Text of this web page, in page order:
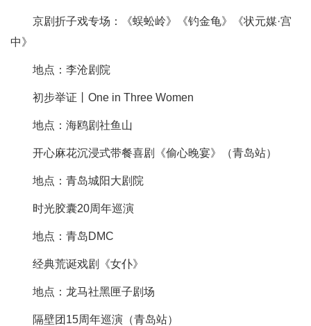
京剧折子戏专场：《蜈蚣岭》《钓金龟》《状元媒·宫
中》
地点：李沧剧院
初步举证丨One in Three Women
地点：海鸥剧社鱼山
开心麻花沉浸式带餐喜剧《偷心晚宴》（青岛站）
地点：青岛城阳大剧院
时光胶囊20周年巡演
地点：青岛DMC
经典荒诞戏剧《女仆》
地点：龙马社黑匣子剧场
隔壁团15周年巡演（青岛站）